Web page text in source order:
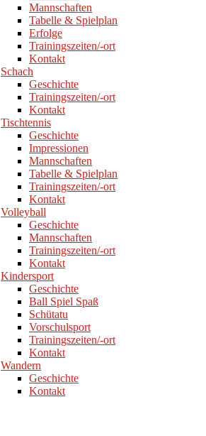
Mannschaften
Tabelle & Spielplan
Erfolge
Trainingszeiten/-ort
Kontakt
Schach
Geschichte
Trainingszeiten/-ort
Kontakt
Tischtennis
Geschichte
Impressionen
Mannschaften
Tabelle & Spielplan
Trainingszeiten/-ort
Kontakt
Volleyball
Geschichte
Mannschaften
Trainingszeiten/-ort
Kontakt
Kindersport
Geschichte
Ball Spiel Spaß
Schütatu
Vorschulsport
Trainingszeiten/-ort
Kontakt
Wandern
Geschichte
Kontakt